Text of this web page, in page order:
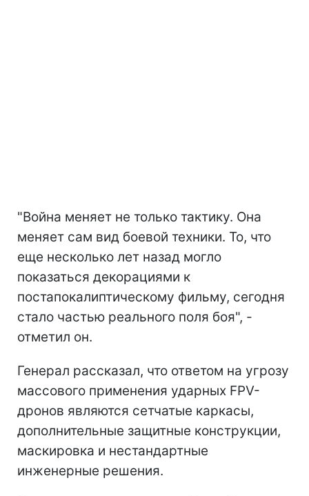
"Война меняет не только тактику. Она
меняет сам вид боевой техники. То, что
еще несколько лет назад могло
показаться декорациями к
постапокалиптическому фильму, сегодня
стало частью реального поля боя", -
отметил он.
Генерал рассказал, что ответом на угрозу
массового применения ударных FPV-
дронов являются сетчатые каркасы,
дополнительные защитные конструкции,
маскировка и нестандартные
инженерные решения.